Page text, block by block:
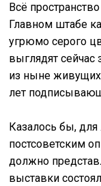
Всё
Главном штабе
угрюмо серого
выглядят
из ныне живущих
лет
Казалось бы,
постсоветским
должно
выставки